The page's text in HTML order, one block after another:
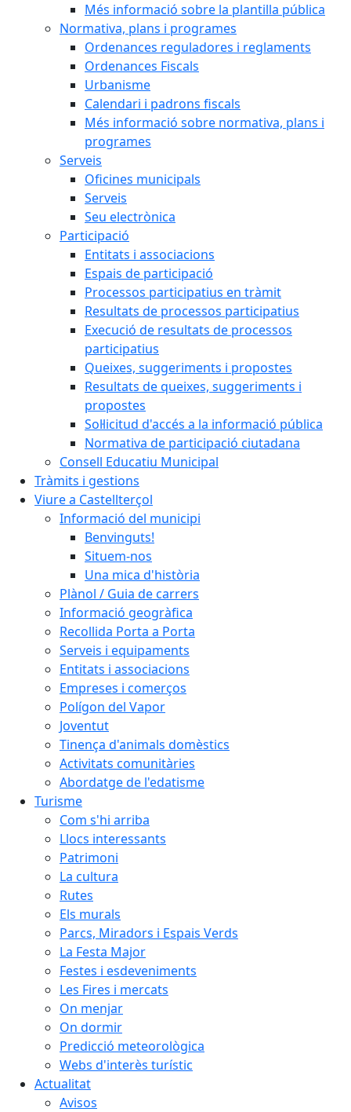
Més informació sobre la plantilla pública
Normativa, plans i programes
Ordenances reguladores i reglaments
Ordenances Fiscals
Urbanisme
Calendari i padrons fiscals
Més informació sobre normativa, plans i
programes
Serveis
Oficines municipals
Serveis
Seu electrònica
Participació
Entitats i associacions
Espais de participació
Processos participatius en tràmit
Resultats de processos participatius
Execució de resultats de processos
participatius
Queixes, suggeriments i propostes
Resultats de queixes, suggeriments i
propostes
Sol·licitud d'accés a la informació pública
Normativa de participació ciutadana
Consell Educatiu Municipal
Tràmits i gestions
Viure a Castellterçol
Informació del municipi
Benvinguts!
Situem-nos
Una mica d'història
Plànol / Guia de carrers
Informació geogràfica
Recollida Porta a Porta
Serveis i equipaments
Entitats i associacions
Empreses i comerços
Polígon del Vapor
Joventut
Tinença d'animals domèstics
Activitats comunitàries
Abordatge de l'edatisme
Turisme
Com s'hi arriba
Llocs interessants
Patrimoni
La cultura
Rutes
Els murals
Parcs, Miradors i Espais Verds
La Festa Major
Festes i esdeveniments
Les Fires i mercats
On menjar
On dormir
Predicció meteorològica
Webs d'interès turístic
Actualitat
Avisos